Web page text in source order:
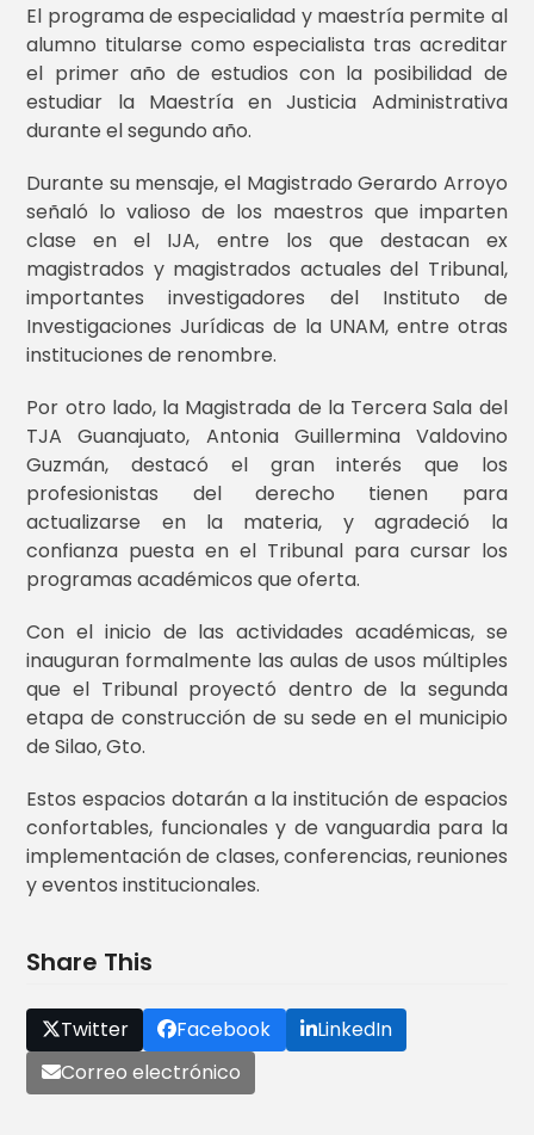
El programa de especialidad y maestría permite al
alumno titularse como especialista tras acreditar
el primer año de estudios con la posibilidad de
estudiar la Maestría en Justicia Administrativa
durante el segundo año.
Durante su mensaje, el Magistrado Gerardo Arroyo
señaló lo valioso de los maestros que imparten
clase en el IJA, entre los que destacan ex
magistrados y magistrados actuales del Tribunal,
importantes investigadores del Instituto de
Investigaciones Jurídicas de la UNAM, entre otras
instituciones de renombre.
Por otro lado, la Magistrada de la Tercera Sala del
TJA Guanajuato, Antonia Guillermina Valdovino
Guzmán, destacó el gran interés que los
profesionistas del derecho tienen para
actualizarse en la materia, y agradeció la
confianza puesta en el Tribunal para cursar los
programas académicos que oferta.
Con el inicio de las actividades académicas, se
inauguran formalmente las aulas de usos múltiples
que el Tribunal proyectó dentro de la segunda
etapa de construcción de su sede en el municipio
de Silao, Gto.
Estos espacios dotarán a la institución de espacios
confortables, funcionales y de vanguardia para la
implementación de clases, conferencias, reuniones
y eventos institucionales.
Share This
Twitter Facebook
LinkedIn
Correo electrónico